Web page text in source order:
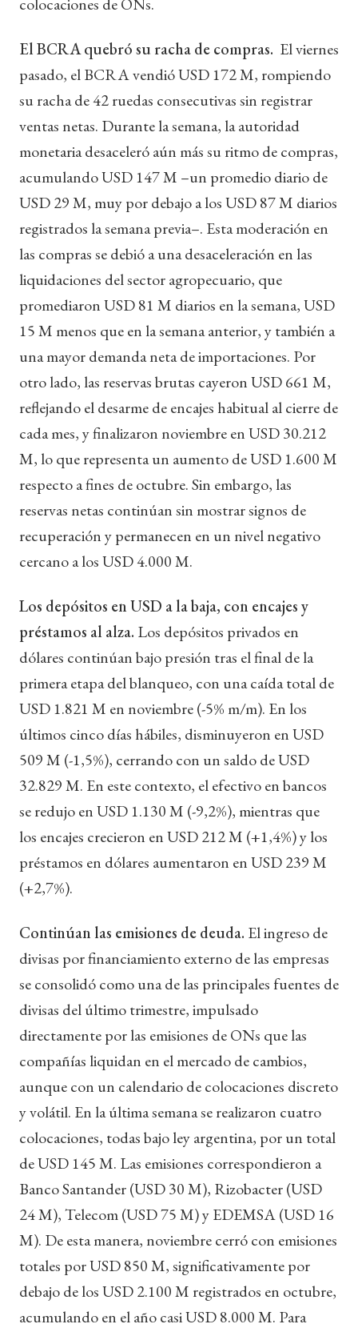
El BCRA quebró su racha de compras. El viernes
pasado, el BCRA vendió USD 172 M, rompiendo
su racha de 42 ruedas consecutivas sin registrar
ventas netas. Durante la semana, la autoridad
monetaria desaceleró aún más su ritmo de compras,
acumulando USD 147 M –un promedio diario de
USD 29 M, muy por debajo a los USD 87 M diarios
registrados la semana previa–. Esta moderación en
las compras se debió a una desaceleración en las
liquidaciones del sector agropecuario, que
promediaron USD 81 M diarios en la semana, USD
15 M menos que en la semana anterior, y también a
una mayor demanda neta de importaciones. Por
otro lado, las reservas brutas cayeron USD 661 M,
reflejando el desarme de encajes habitual al cierre de
cada mes, y finalizaron noviembre en USD 30.212
M, lo que representa un aumento de USD 1.600 M
respecto a fines de octubre. Sin embargo, las
reservas netas continúan sin mostrar signos de
recuperación y permanecen en un nivel negativo
cercano a los USD 4.000 M.
Los depósitos en USD a la baja, con encajes y
préstamos al alza. Los depósitos privados en
dólares continúan bajo presión tras el final de la
primera etapa del blanqueo, con una caída total de
USD 1.821 M en noviembre (-5% m/m). En los
últimos cinco días hábiles, disminuyeron en USD
509 M (-1,5%), cerrando con un saldo de USD
32.829 M. En este contexto, el efectivo en bancos
se redujo en USD 1.130 M (-9,2%), mientras que
los encajes crecieron en USD 212 M (+1,4%) y los
préstamos en dólares aumentaron en USD 239 M
(+2,7%).
Continúan las emisiones de deuda. El ingreso de
divisas por financiamiento externo de las empresas
se consolidó como una de las principales fuentes de
divisas del último trimestre, impulsado
directamente por las emisiones de ONs que las
compañías liquidan en el mercado de cambios,
aunque con un calendario de colocaciones discreto
y volátil. En la última semana se realizaron cuatro
colocaciones, todas bajo ley argentina, por un total
de USD 145 M. Las emisiones correspondieron a
Banco Santander (USD 30 M), Rizobacter (USD
24 M), Telecom (USD 75 M) y EDEMSA (USD 16
M). De esta manera, noviembre cerró con emisiones
totales por USD 850 M, significativamente por
debajo de los USD 2.100 M registrados en octubre,
acumulando en el año casi USD 8.000 M. Para